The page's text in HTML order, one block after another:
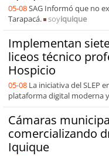
05-08SAG Informó que no
Tarapacá.
soyiquique
Implementan
liceos técnico
Hospicio
05-08 La iniciativa del SLEP
plataforma digital moderna
Cámaras
comercializando
Iquique